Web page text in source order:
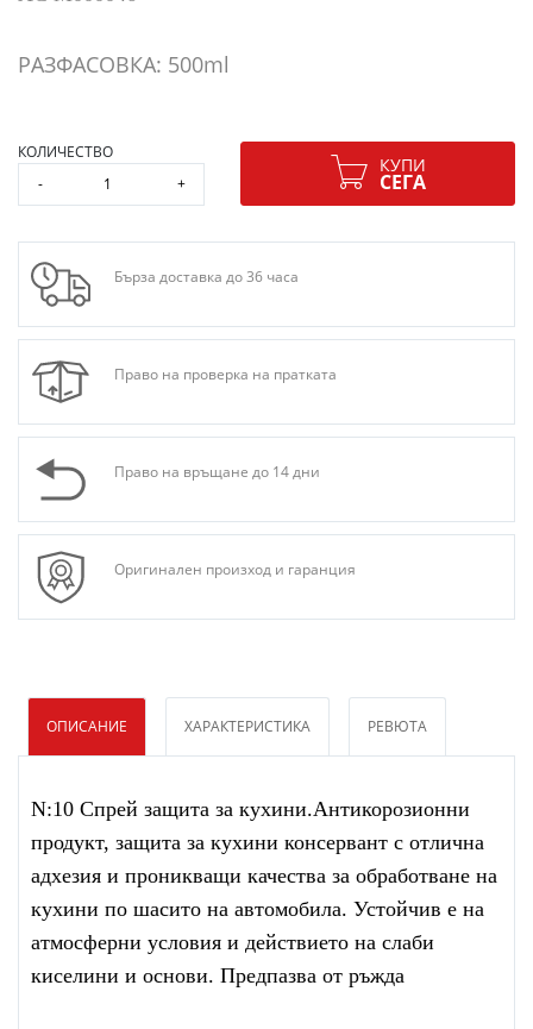
РАЗФАСОВКА: 500ml
КОЛИЧЕСТВО
-
+
КУПИ
СЕГА
Бърза доставка до 36 часа
Право на проверка на пратката
Право на връщане до 14 дни
Оригинален произход и гаранция
ОПИСАНИЕ ХАРАКТЕРИСТИКА РЕВЮТА
N:10 Спрей защита за кухини.Антикорозионни
продукт, защита за кухини консервант с отлична
адхезия и проникващи качества за обработване на
кухини по шасито на автомобила. Устойчив е на
атмосферни условия и действието на слаби
киселини и основи. Предпазва от ръжда